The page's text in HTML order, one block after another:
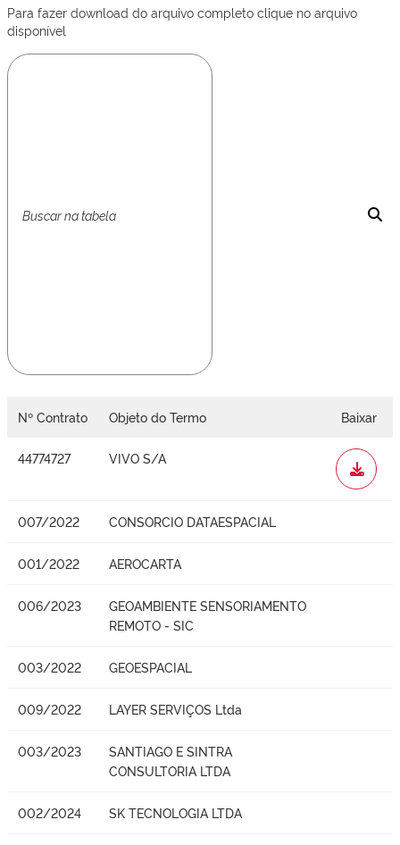
Para fazer download do arquivo completo clique no arquivo
disponível
Nº Contrato Objeto do Termo Baixar
44774727 VIVO S/A
WORD
007/2022 CONSORCIO DATAESPACIAL
001/2022 AEROCARTA
006/2023
GEOAMBIENTE SENSORIAMENTO
REMOTO - SIC
003/2022 GEOESPACIAL
009/2022 LAYER SERVIÇOS Ltda
003/2023
SANTIAGO E SINTRA
CONSULTORIA LTDA
002/2024 SK TECNOLOGIA LTDA